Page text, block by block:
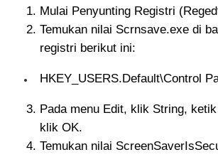
Mulai Penyunting Registri
Temukan nilai Scrnsave.exe di
registri berikut ini:
HKEY_USERS.Default\Control
Pada menu Edit, klik String,
klik OK.
Temukan nilai